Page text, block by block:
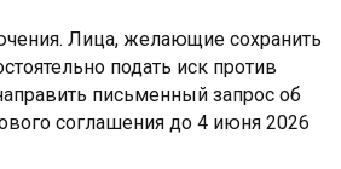
Лица, желающие сохранить
подать иск против
письменный запрос об
соглашения до 4 июня 2026